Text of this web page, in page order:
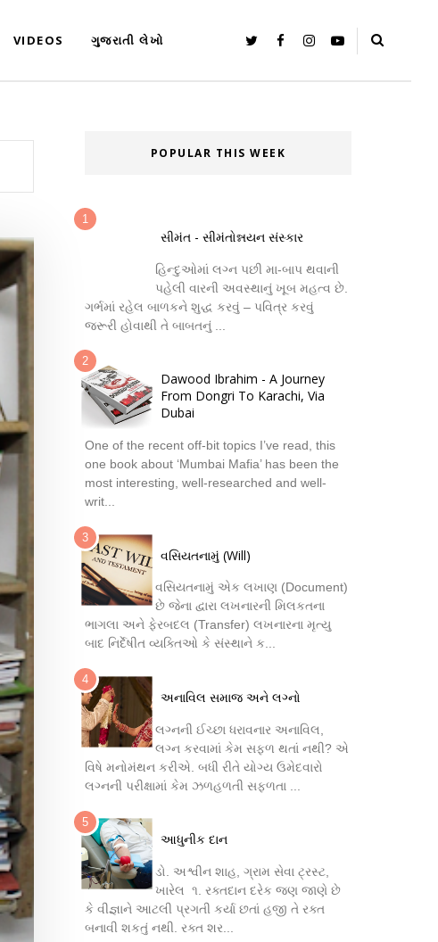
VIDEOS ગુજરાતી લેખો
POPULAR THIS WEEK
સીમંત - સીમંતોન્નયન સંસ્કાર
હિન્દુઓમાં લગ્ન પછી મા-બાપ થવાની
પહેલી વારની અવસ્થાનું ખૂબ મહત્વ છે.
ગર્ભમાં રહેલ બાળકને શુદ્ધ કરવું – પવિત્ર કરવું
જરૂરી હોવાથી તે બાબતનું ...
Dawood Ibrahim - A Journey
From Dongri To Karachi, Via
Dubai
One of the recent off-bit topics I’ve read, this
one book about ‘Mumbai Mafia’ has been the
most interesting, well-researched and well-
writ...
વસિયતનામું (Will)
વસિયતનામું એક લખાણ (Document)
છે જેના દ્વારા લખનારની મિલકતના
ભાગલા અને ફેરબદલ (Transfer) લખનારના મૃત્યુ
બાદ નિર્દેષીત વ્યક્તિઓ કે સંસ્થાને ક...
અનાવિલ સમાજ અને લગ્નો
લગ્નની ઈચ્છા ધરાવનાર અનાવિલ,
લગ્ન કરવામાં કેમ સફળ થતાં નથી? એ
વિષે મનોમંથન કરીએ. બધી રીતે યોગ્ય ઉમેદવારો
લગ્નની પરીક્ષામાં કેમ ઝળહળતી સફળતા ...
આધુનીક દાન
ડો. અશ્વીન શાહ, ગ્રામ સેવા ટ્રસ્ટ,
ખારેલ ૧. રક્તદાન દરેક જણ જાણે છે
કે વીજ્ઞાને આટલી પ્રગતી કર્યા છતાં હજી તે રક્ત
બનાવી શકતું નથી. રક્ત શર...